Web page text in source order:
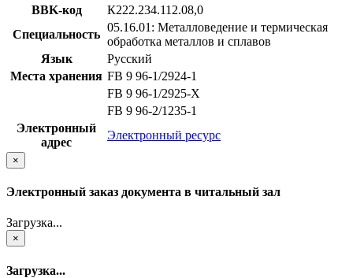
BBK-код
К222.234.112.08,0
Специальность
05.16.01: Металловедение и термическая
обработка металлов и сплавов
Язык
Русский
Места хранения FB 9 96-1/2924-1
FB 9 96-1/2925-X
FB 9 96-2/1235-1
Электронный
адрес
Электронный ресурс
×
Электронный заказ документа в читальный зал
Загрузка...
×
Загрузка...